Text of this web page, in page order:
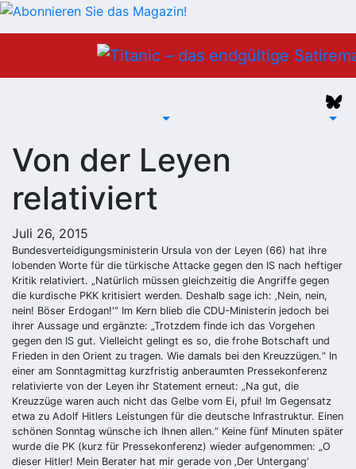
Von der Leyen
relativiert
Juli 26, 2015
Bundesverteidigungsministerin Ursula von der Leyen (66) hat ihre
lobenden Worte für die türkische Attacke gegen den IS nach heftiger
Kritik relativiert. „Natürlich müssen gleichzeitig die Angriffe gegen
die kurdische PKK kritisiert werden. Deshalb sage ich: ‚Nein, nein,
nein! Böser Erdogan!'“ Im Kern blieb die CDU-Ministerin jedoch bei
ihrer Aussage und ergänzte: „Trotzdem finde ich das Vorgehen
gegen den IS gut. Vielleicht gelingt es so, die frohe Botschaft und
Frieden in den Orient zu tragen. Wie damals bei den Kreuzzügen.“ In
einer am Sonntagmittag kurzfristig anberaumten Pressekonferenz
relativierte von der Leyen ihr Statement erneut: „Na gut, die
Kreuzzüge waren auch nicht das Gelbe vom Ei, pfui! Im Gegensatz
etwa zu Adolf Hitlers Leistungen für die deutsche Infrastruktur. Einen
schönen Sonntag wünsche ich Ihnen allen.“ Keine fünf Minuten später
wurde die PK (kurz für Pressekonferenz) wieder aufgenommen: „O
dieser Hitler! Mein Berater hat mir gerade von ‚Der Untergang‘